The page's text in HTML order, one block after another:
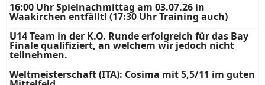
16:00 Uhr Spielnachmittag am 03.07.26 in
Waakirchen entfällt! (17:30 Uhr Training auch)
U14 Team in der K.O. Runde erfolgreich für das Bay
Finale qualifiziert, an welchem wir jedoch nicht
teilnehmen.
Weltmeisterschaft (ITA): Cosima mit 5,5/11 im guten